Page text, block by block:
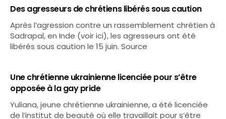
Des agresseurs de chrétiens libérés sous caution
Après l’agression contre un rassemblement chrétien à
Sadrapal, en Inde (voir ici), les agresseurs ont été
libérés sous caution le 15 juin. Source
Une chrétienne ukrainienne licenciée pour s’être
opposée à la gay pride
Yuliana, jeune chrétienne ukrainienne, a été licenciée
de l’institut de beauté où elle travaillait pour s’être